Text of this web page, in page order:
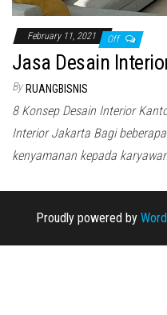
February 11, 2021 Off
Jasa Desain
By RUANGBISNIS
8 Konsep Desain Interior
Interior Jakarta Bagi
kenyamanan kepada
Proudly powered by